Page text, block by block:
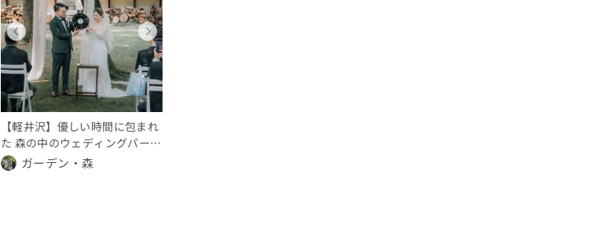
ウェディング
茨城県
150 〜 200 万円
ウェディング
長野県
450 〜 500 万円
ウェディング
長野県
150 〜 200 万円
【軽井沢】優しい時間に包まれ
た 森の中のウェディングパーテ
ィ
ガーデン・森